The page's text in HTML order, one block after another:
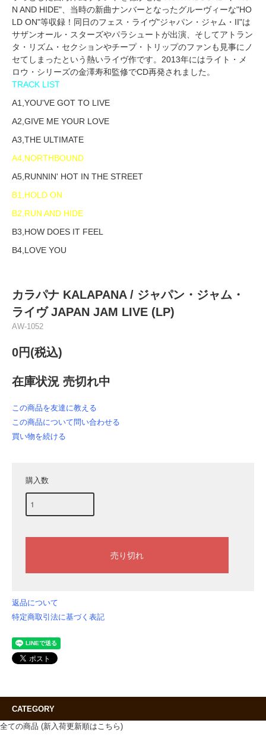
N AND HIDE"、当時の新曲ナンバーとなったグルーヴィーな"HO
LD ON"等収録！同日のフェス・ライヴ"ジャパン・ジャム・II"は
サザンオール・スターズやパラシュートが出演、そしてアトラン
タ・リズム・セクションやチープ・トリップのファンも見事にノ
セてしまったという熱いライヴ作です。2013年にはライト・メ
ロウ・シリーズの金澤寿和監修でCD再発されました。
TRACK LIST
A1,YOU'VE GOT TO LIVE
A2,GIVE ME YOUR LOVE
A3,THE ULTIMATE
A4,NORTHBOUND
A5,RUNNIN' HOT IN THE STREET
B1,HOLD ON
B2,RUN AND HIDE
B3,HOW DOES IT FEEL
B4,LOVE YOU
カラパナ KALAPANA / ジャパン・ジャム・
ライヴ JAPAN JAM LIVE (LP)
AW-1052
0円(税込)
在庫状況 売切れ中
この商品を友達に教える
この商品について問い合わせる
買い物を続ける
購入数
返品について
特定商取引法に基づく表記
CATEGORY
全ての商品 (新入荷更新順はこちら)